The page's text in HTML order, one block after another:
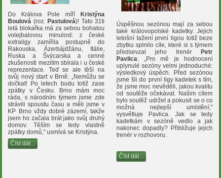
Do Králova Pole míří Kristýna
Boulová (roz.Pastulová)! Tato 31ti
letá blokařka má za sebou bohatou
volejbalovou minulost: z české
extraligy zamířila postupně do
Rakouska, Ázerbájdžánu, Itálie,
Ruska a Švýcarska a cenné
zkušenosti mezitím sbírala i u české
reprezentace. Teď se ale těší na
svůj nový start v Brně: „Nemůžu se
dočkat! Po letech budu totiž zase
zpátky v Česku. Brno mám moc
ráda, s národním týmem jsme zde
strávili spoustu času a měli jsme v
KP Brno vždy dobré zázemí, takže
jsem ho začala brát jako svůj druhý
domov. Těším se tedy vlastně
zpátky domů," usmívá se Kristýna.
Číst dál...
Úspěšnou sezónou mají za sebou
také královopolské kadetky. Jejich
letošní tažení první ligou totiž beze
zbytku splnilo cíle, které si s týmem
předsevzal jeho trenérPetr
Pavlica: „Pro mě je hodnocení
uplynulé sezóny velmi jednoduché:
výsledkový úspěch. Před sezónou
jsme šli do první ligy kadetek s tím,
že jsme moc nevěděli, jakou kvalitu
od soutěže očekávat. Našim cílem
bylo soutěž udržet a pokusit se o co
možná nejlepší umístění,"
vysvětluje Pavlica. Jak se tedy
kadetkám v sezóně vedlo a jak
nakonec dopadly? Přibližuje jejich
trenér v rozhovoru.
Číst dál...